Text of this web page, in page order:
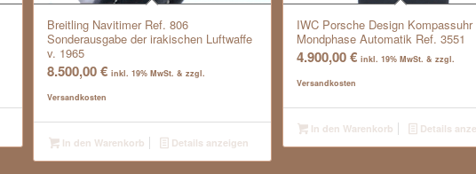
Breitling Navitimer Ref. 806
Sonderausgabe der irakischen Luftwaffe
v. 1965
8.500,00€ inkl. 19% MwSt. & zzgl.
Versandkosten
In den Warenkorb Details anzeigen
IWC Porsche Design Kompassuhr
Mondphase Automatik Ref. 3551
4.900,00€ inkl. 19% MwSt. & zzgl.
Versandkosten
In den Warenkorb Details